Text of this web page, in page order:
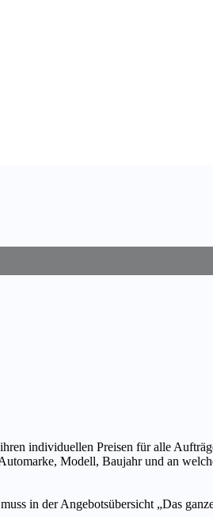
individuellen Preisen für alle
Modell, Baujahr und an
in der Angebotsübersicht „Das